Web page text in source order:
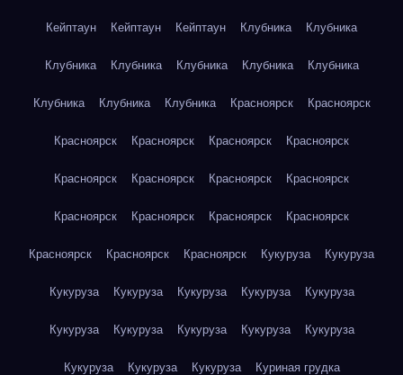
Кейптаун Кейптаун Кейптаун Клубника Клубника
Клубника Клубника Клубника Клубника Клубника
Клубника Клубника Клубника Красноярск Красноярск
Красноярск Красноярск Красноярск Красноярск
Красноярск Красноярск Красноярск Красноярск
Красноярск Красноярск Красноярск Красноярск
Красноярск Красноярск Красноярск Кукуруза Кукуруза
Кукуруза Кукуруза Кукуруза Кукуруза Кукуруза
Кукуруза Кукуруза Кукуруза Кукуруза Кукуруза
Кукуруза Кукуруза Кукуруза Куриная грудка